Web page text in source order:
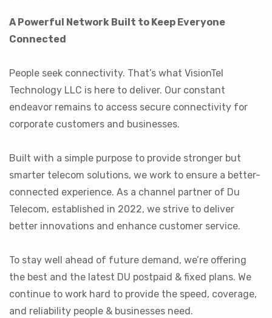
A Powerful Network Built to Keep Everyone
Connected
People seek connectivity. That’s what VisionTel
Technology LLC is here to deliver. Our constant
endeavor remains to access secure connectivity for
corporate customers and businesses.
Built with a simple purpose to provide stronger but
smarter telecom solutions, we work to ensure a better-
connected experience. As a channel partner of Du
Telecom, established in 2022, we strive to deliver
better innovations and enhance customer service.
To stay well ahead of future demand, we’re offering
the best and the latest DU postpaid & fixed plans. We
continue to work hard to provide the speed, coverage,
and reliability people & businesses need.